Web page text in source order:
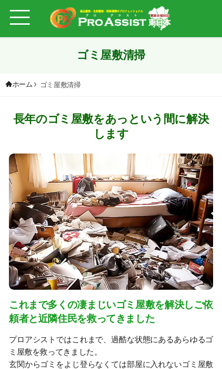
ゴミ屋敷清掃
ホーム ゴミ屋敷清掃
長年のゴミ屋敷をあっという間に解決
します
これまで多くの凄まじいゴミ屋敷を解決しご依
頼者と近隣住民を救ってきました
プロアシストではこれまで、過酷な状態にあるあらゆるゴ
ミ屋敷を救ってきました。
玄関からゴミをよじ登らなくては部屋に入れないゴミ屋敷